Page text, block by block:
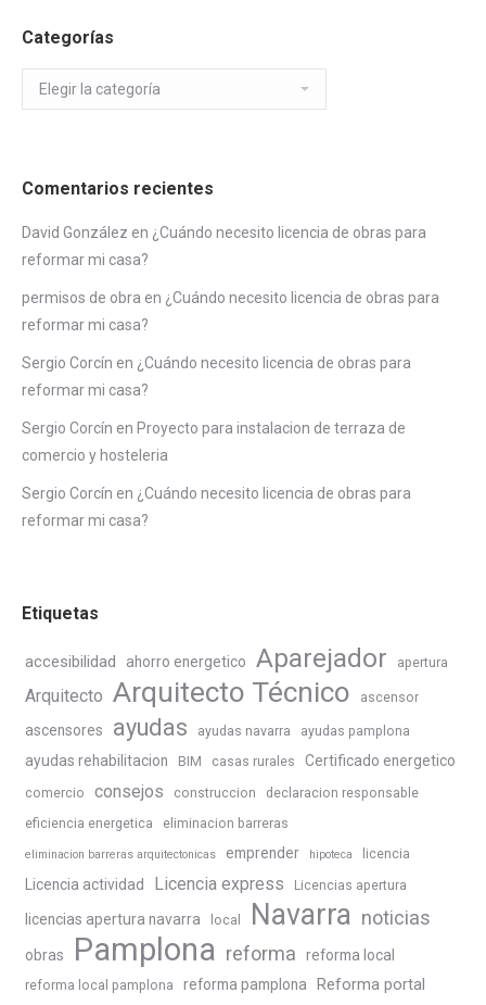
Categorías
Categorías
Comentarios recientes
David González en ¿Cuándo necesito licencia de obras para
reformar mi casa?
permisos de obra en ¿Cuándo necesito licencia de obras para
reformar mi casa?
Sergio Corcín en ¿Cuándo necesito licencia de obras para
reformar mi casa?
Sergio Corcín en Proyecto para instalacion de terraza de
comercio y hosteleria
Sergio Corcín en ¿Cuándo necesito licencia de obras para
reformar mi casa?
Etiquetas
accesibilidad ahorro energetico Aparejador apertura
Arquitecto Arquitecto Técnico ascensor
ascensores ayudas ayudas navarra ayudas pamplona
ayudas rehabilitacion BIM casas rurales Certificado energetico
comercio consejos construccion
declaracion responsable
eficiencia energetica
eliminacion barreras
eliminacion barreras arquitectonicas emprender hipoteca licencia
Licencia actividad Licencia express Licencias apertura
licencias apertura navarra local Navarra noticias
obras Pamplona reforma reforma local
reforma local pamplona reforma pamplona Reforma portal